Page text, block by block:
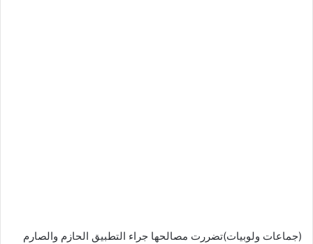
(جماعات ولوبيات)تضررت مصالحها جراء التطبيق الحازم والصارم